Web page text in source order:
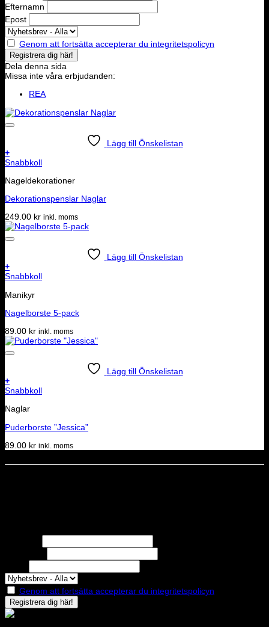
Efternamn
Epost
Genom att fortsätta accepterar du integritetspolicyn
Dela denna sida
Missa inte våra erbjudanden:
REA
Lägg till Önskelistan
+
Snabbkoll
Nageldekorationer
Dekorationspenslar Naglar
249.00 kr inkl. moms
Lägg till Önskelistan
+
Snabbkoll
Manikyr
Nagelborste 5-pack
89.00 kr inkl. moms
Lägg till Önskelistan
+
Snabbkoll
Naglar
Puderborste ”Jessica”
89.00 kr inkl. moms
Genom att fortsätta accepterar du integritetspolicyn